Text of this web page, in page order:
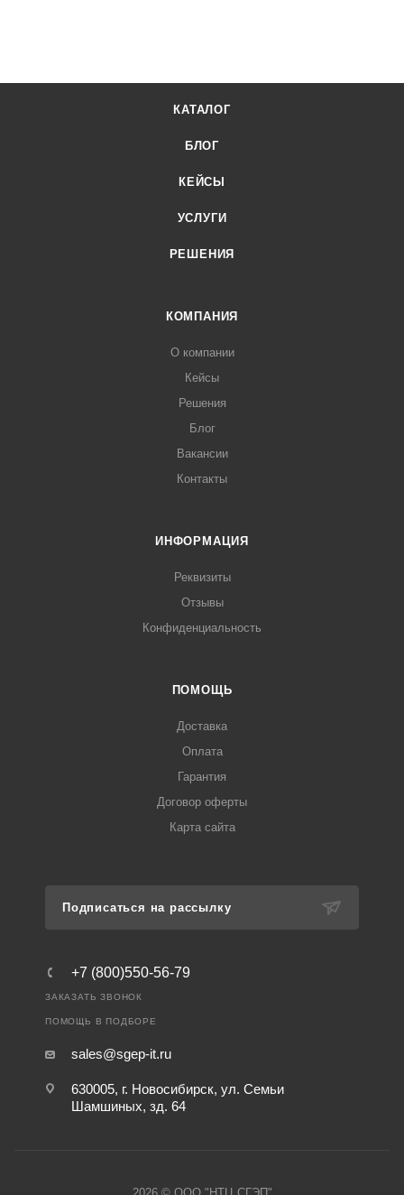
КАТАЛОГ
БЛОГ
КЕЙСЫ
УСЛУГИ
РЕШЕНИЯ
КОМПАНИЯ
О компании
Кейсы
Решения
Блог
Вакансии
Контакты
ИНФОРМАЦИЯ
Реквизиты
Отзывы
Конфиденциальность
ПОМОЩЬ
Доставка
Оплата
Гарантия
Договор оферты
Карта сайта
Подписаться на рассылку
+7 (800)550-56-79
ЗАКАЗАТЬ ЗВОНОК
ПОМОЩЬ В ПОДБОРЕ
sales@sgep-it.ru
630005, г. Новосибирск, ул. Семьи
Шамшиных, зд. 64